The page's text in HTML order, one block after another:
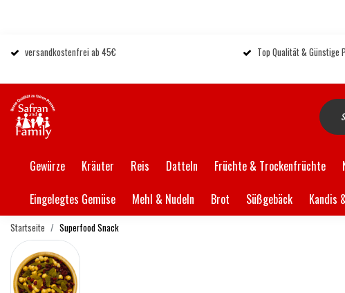
versandkostenfrei ab 45€ Top Qualität & Günstige
Gewürze Kräuter Reis Datteln Früchte & Trockenfrüchte
Eingelegtes Gemüse
Mehl & Nudeln Brot Süßgebäck Kandis
Startseite Superfood Snack